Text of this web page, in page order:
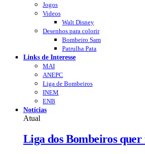
Jogos
Videos
Walt Disney
Desenhos para colorir
Bombeiro Sam
Patrulha Pata
Links de Interesse
MAI
ANEPC
Liga de Bombeiros
INEM
ENB
Notícias
Atual
Liga dos Bombeiros